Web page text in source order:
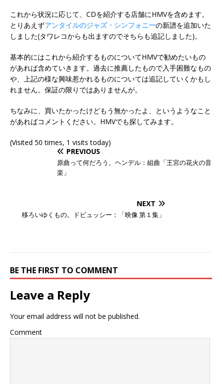
これから状況に応じて、CDを紹介する店舗にHMVを含めます。
とりあえずアンタイルのジャズ・シンフォニーの新譜を追加いた
しました(タワレコからも出ますのでそちらも追記しました)。
基本的にはこれから紹介するものについてHMVで勧めたいもの
があれば含めていきます。過去に推薦したもので入手困難なもの
や、上記の様な興味惹かれるものについては追記していくかもし
れません。保証の限りではありませんが。
ちなみに、買いたかったけどもう無かったよ、というようなこと
があればコメントください。HMVでも探してみます。
(Visited 50 times, 1 visits today)
PREVIOUS
原曲って何だろう。ヘンデル：組曲「王宮の花火の音
楽」
NEXT
移ろいゆくもの。ドビュッシー：「映像 第１集」
BE THE FIRST TO COMMENT
Leave a Reply
Your email address will not be published.
Comment